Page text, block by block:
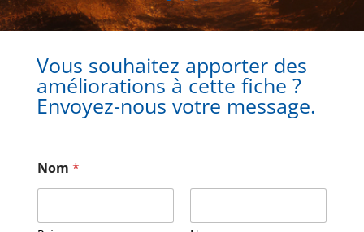
Vous souhaitez apporter des
améliorations à cette fiche ?
Envoyez-nous votre message.
Nom *